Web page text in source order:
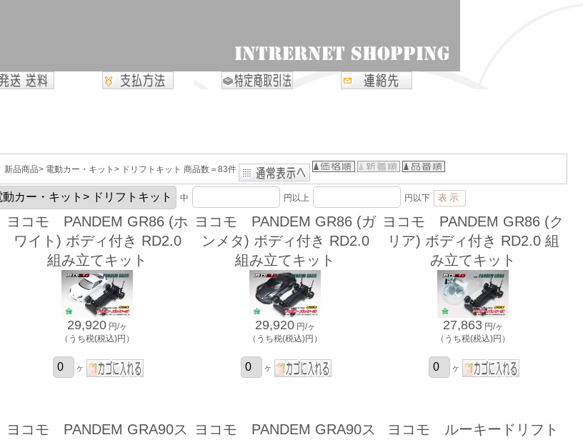
新品商品> 電動カー・キット> ドリフトキット 商品数＝83件
中 円以上 円以下
ヨコモ PANDEM GR86 (ホ
ワイト) ボディ付き RD2.0
組み立てキット
29,920 円/ヶ
（うち税(税込)円）
ヶ
ヨコモ PANDEM GR86 (ガ
ンメタ) ボディ付き RD2.0
組み立てキット
29,920 円/ヶ
（うち税(税込)円）
ヶ
ヨコモ PANDEM GR86 (ク
リア) ボディ付き RD2.0 組
み立てキット
27,863 円/ヶ
（うち税(税込)円）
ヶ
ヨコモ PANDEM GRA90ス
ヨコモ PANDEM GRA90ス
ヨコモ ルーキードリフト